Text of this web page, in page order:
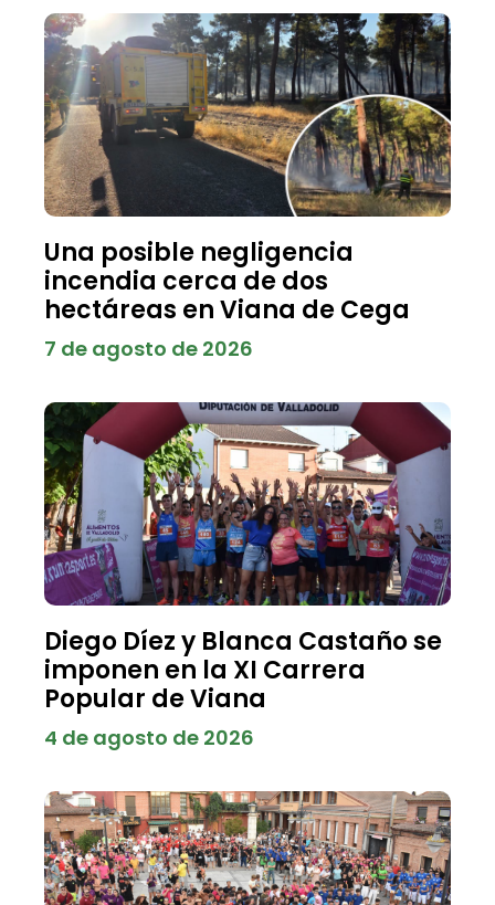
Una posible negligencia
incendia cerca de dos
hectáreas en Viana de Cega
7 de agosto de 2026
Diego Díez y Blanca Castaño se
imponen en la XI Carrera
Popular de Viana
4 de agosto de 2026